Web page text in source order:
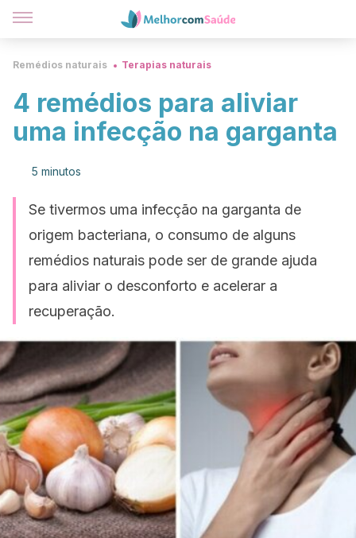
Remédios naturais Terapias naturais
4 remédios para aliviar
uma infecção na garganta
5 minutos
Se tivermos uma infecção na garganta de
origem bacteriana, o consumo de alguns
remédios naturais pode ser de grande ajuda
para aliviar o desconforto e acelerar a
recuperação.